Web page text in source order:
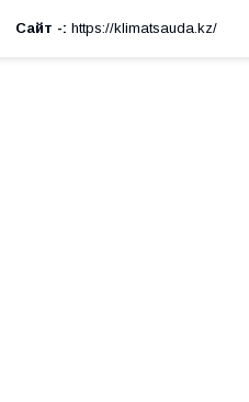
Сайт - https://klimatsauda.kz/